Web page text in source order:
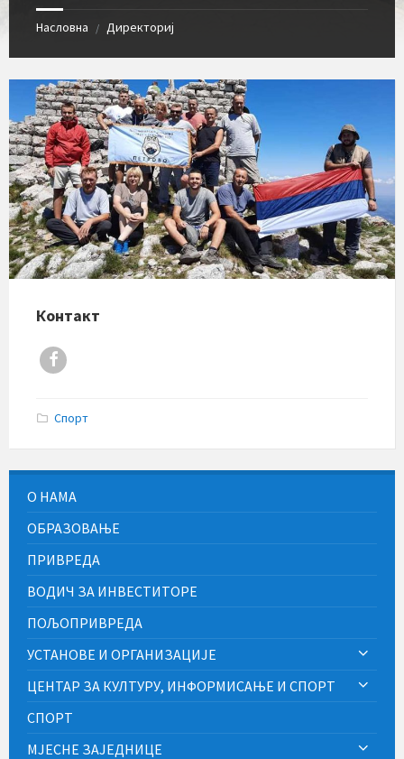
Насловна / Директориј
Контакт
Фацебоок
Спорт
О НАМА
ОБРАЗОВАЊЕ
ПРИВРЕДА
ВОДИЧ ЗА ИНВЕСТИТОРЕ
ПОЉОПРИВРЕДА
УСТАНОВЕ И ОРГАНИЗАЦИЈЕ
ЦЕНТАР ЗА КУЛТУРУ, ИНФОРМИСАЊЕ И СПОРТ
СПОРТ
МЈЕСНЕ ЗАЈЕДНИЦЕ